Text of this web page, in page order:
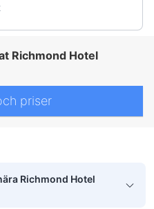
Richmond Hotel
priser
Richmond Hotel